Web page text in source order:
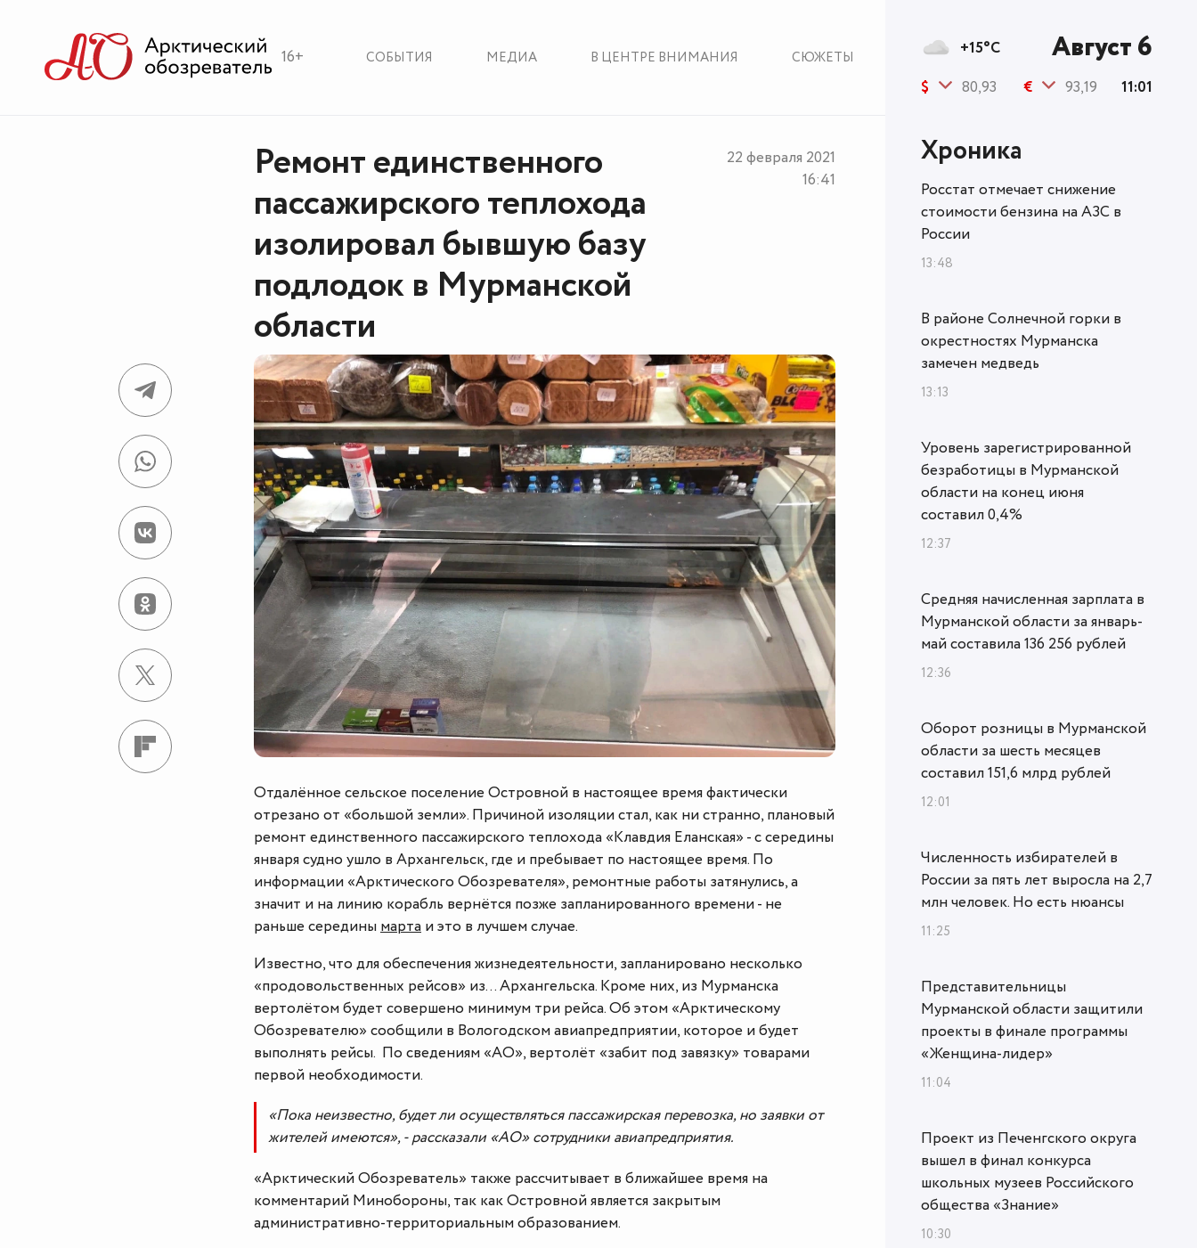
16+ СОБЫТИЯ МЕДИА В ЦЕНТРЕ ВНИМАНИЯ СЮЖЕТЫ
Ремонт единственного
пассажирского теплохода
изолировал бывшую базу
подлодок в Мурманской
области
22 февраля 2021
16:41
Отдалённое сельское поселение Островной в настоящее время фактически
отрезано от «большой земли». Причиной изоляции стал, как ни странно, плановый
ремонт единственного пассажирского теплохода «Клавдия Еланская» - с середины
января судно ушло в Архангельск, где и пребывает по настоящее время. По
информации «Арктического Обозревателя», ремонтные работы затянулись, а
значит и на линию корабль вернётся позже запланированного времени - не
раньше серединымарта и это в лучшем случае.
Известно, что для обеспечения жизнедеятельности, запланировано несколько
«продовольственных рейсов» из... Архангельска. Кроме них, из Мурманска
вертолётом будет совершено минимум три рейса. Об этом «Арктическому
Обозревателю» сообщили в Вологодском авиапредприятии, которое и будет
выполнять рейсы. По сведениям «АО», вертолёт «забит под завязку» товарами
первой необходимости.
«Пока неизвестно, будет ли осуществляться пассажирская перевозка, но заявки от
жителей имеются», - рассказали «АО» сотрудники авиапредприятия.
«Арктический Обозреватель» также рассчитывает в ближайшее время на
комментарий Минобороны, так как Островной является закрытым
административно-территориальным образованием.
+15°C Август 6
$ 80,93 € 93,19 11:01
Хроника
Росстат отмечает снижение
стоимости бензина на АЗС в
России
13:48
В районе Солнечной горки в
окрестностях Мурманска
замечен медведь
13:13
Уровень зарегистрированной
безработицы в Мурманской
области на конец июня
составил 0,4%
12:37
Средняя начисленная зарплата в
Мурманской области за январь-
май составила 136 256 рублей
12:36
Оборот розницы в Мурманской
области за шесть месяцев
составил 151,6 млрд рублей
12:01
Численность избирателей в
России за пять лет выросла на 2,7
млн человек. Но есть нюансы
11:25
Представительницы
Мурманской области защитили
проекты в финале программы
«Женщина‑лидер»
11:04
Проект из Печенгского округа
вышел в финал конкурса
школьных музеев Российского
общества «Знание»
10:30